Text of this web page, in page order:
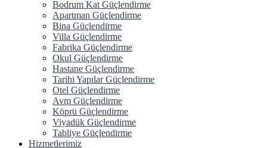
Bodrum Kat Güçlendirme
Apartman Güçlendirme
Bina Güçlendirme
Villa Güçlendirme
Fabrika Güçlendirme
Okul Güçlendirme
Hastane Güçlendirme
Tarihi Yapılar Güçlendirme
Otel Güçlendirme
Avm Güçlendirme
Köprü Güçlendirme
Viyadük Güçlendirme
Tabliye Güçlendirme
Hizmetlerimiz